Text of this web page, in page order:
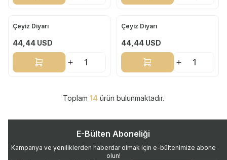
Yeni
Çeyiz Diyarı
44,44 USD
Sepete Ekle
Yeni
Çeyiz Diyarı
44,44 USD
Sepete Ekle
Toplam 14 ürün bulunmaktadır.
E-Bülten Aboneliği
Kampanya ve yeniliklerden haberdar olmak için e-bültenimize abone
olun!